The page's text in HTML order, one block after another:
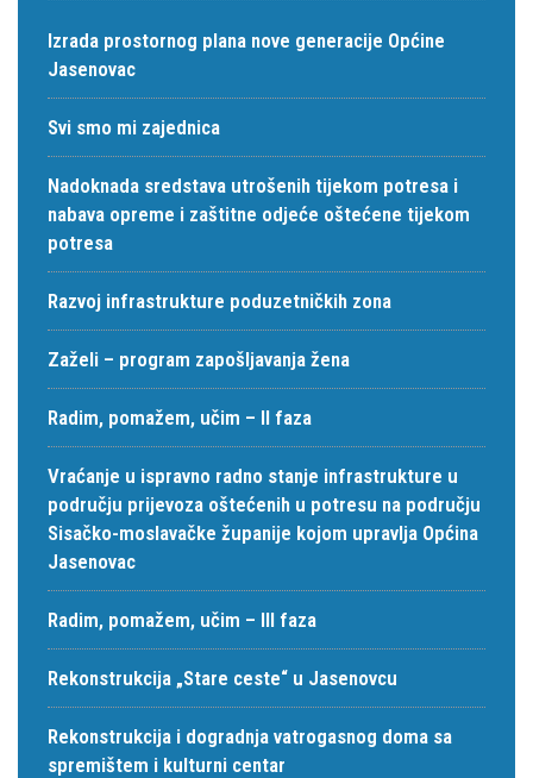
Izrada prostornog plana nove generacije Općine
Jasenovac
Svi smo mi zajednica
Nadoknada sredstava utrošenih tijekom potresa i
nabava opreme i zaštitne odjeće oštećene tijekom
potresa
Razvoj infrastrukture poduzetničkih zona
Zaželi – program zapošljavanja žena
Radim, pomažem, učim – II faza
Vraćanje u ispravno radno stanje infrastrukture u
području prijevoza oštećenih u potresu na području
Sisačko-moslavačke županije kojom upravlja Općina
Jasenovac
Radim, pomažem, učim – III faza
Rekonstrukcija „Stare ceste“ u Jasenovcu
Rekonstrukcija i dogradnja vatrogasnog doma sa
spremištem i kulturni centar